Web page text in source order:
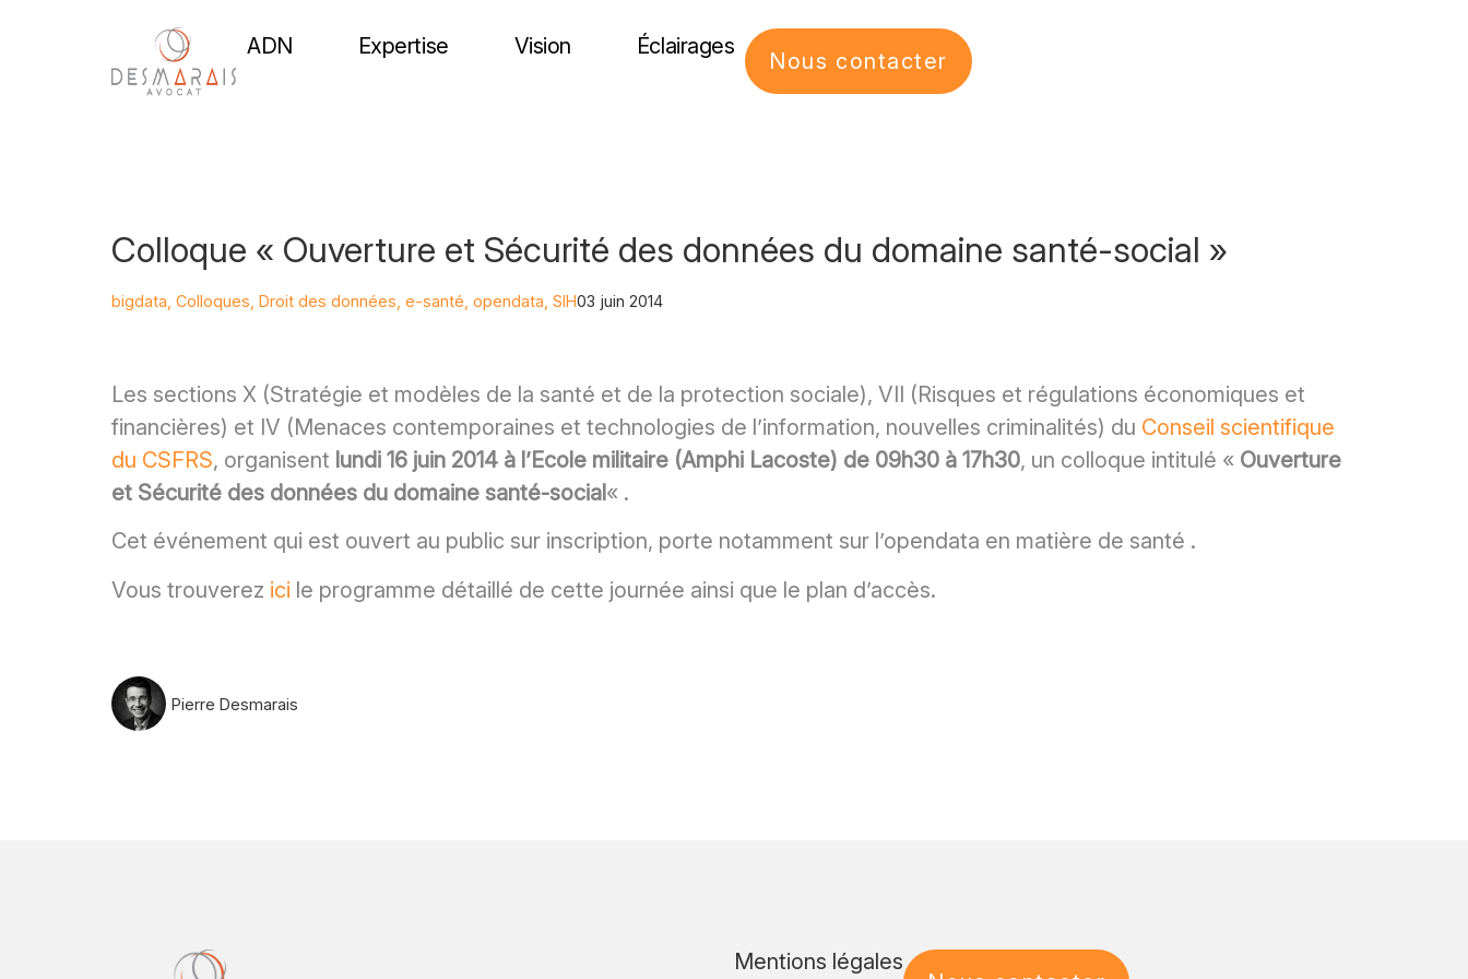
ADN Expertise Vision Éclairages
Nous contacter
Colloque « Ouverture et Sécurité des données du domaine santé-social »
bigdata Colloques Droit des données e-santé opendata SIH03 juin 2014
Les sections X (Stratégie et modèles de la santé et de la protection sociale), VII (Risques et régulations économiques et
financières) et IV (Menaces contemporaines et technologies de l’information, nouvelles criminalités) du Conseil scientifique
du CSFRS, organisent lundi 16 juin 2014 à l’Ecole militaire (Amphi Lacoste) de 09h30 à 17h30, un colloque intitulé « Ouverture
et Sécurité des données du domaine santé-social « .
Cet événement qui est ouvert au public sur inscription, porte notamment sur l’opendata en matière de santé .
Vous trouverez ici le programme détaillé de cette journée ainsi que le plan d’accès.
Pierre Desmarais
Mentions légales